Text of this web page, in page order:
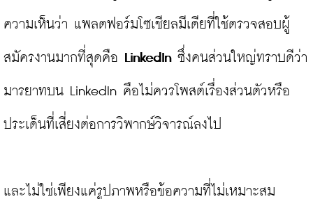
ความเห็นว่า แพลตฟอร์มโซเชียลมีเดียที่ใช้ตรวจสอบผู้
สมัครงานมากที่สุดคือ LinkedIn ซึ่งคนส่วนใหญ่ทราบดีว่า
มารยาทบน LinkedIn คือไม่ควรโพสต์เรื่องส่วนตัวหรือ
ประเด็นที่เสี่ยงต่อการวิพากษ์วิจารณ์ลงไป
และไม่ใช่เพียงแค่รูปภาพหรือข้อความที่ไม่เหมาะสม